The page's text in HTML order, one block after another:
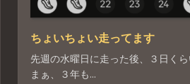
ちょいちょい走ってます
先週の水曜日に走った後、３日く
まぁ、３年も...